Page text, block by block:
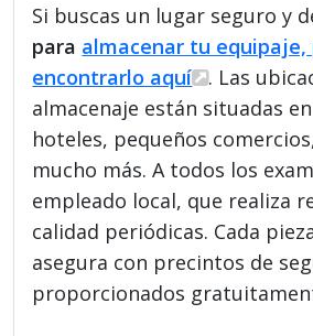
Si buscas un lugar seguro y
para almacenar tu equipaje,
encontrarlo aquí
. Las
almacenaje están situadas
hoteles, pequeños
mucho más. A todos los
empleado local, que realiza
calidad periódicas. Cada
asegura con precintos de
proporcionados